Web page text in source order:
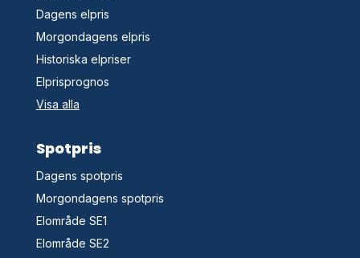
Dagens elpris
Morgondagens elpris
Historiska elpriser
Elprisprognos
Visa alla
Spotpris
Dagens spotpris
Morgondagens spotpris
Elområde SE1
Elområde SE2